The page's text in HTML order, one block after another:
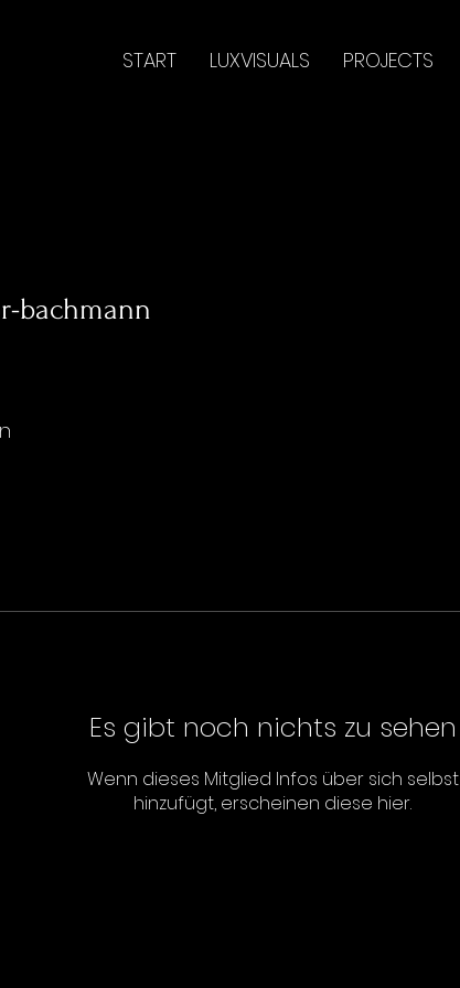
START LUXVISUALS PROJECTS
Es gibt noch nichts zu sehen
Wenn dieses Mitglied Infos über sich selbst
hinzufügt, erscheinen diese hier.
bachmann